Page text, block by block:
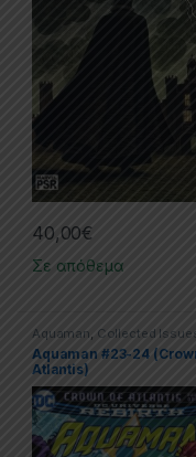
40,00€
Σε απόθεμα
Aquaman, Collected
Comics DC
Aquaman #23-24
Atlantis)